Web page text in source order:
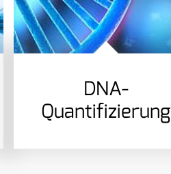
DNA-
Quantifizierung